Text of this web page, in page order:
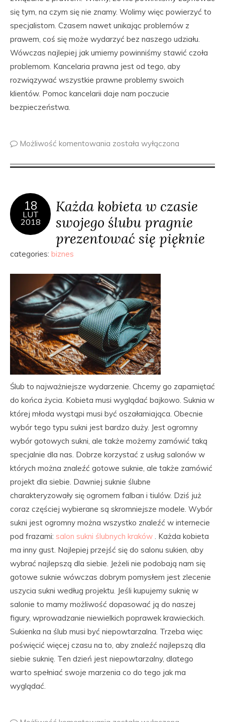
się tym, na czym się nie znamy. Wolimy więc powierzyć to
specjalistom. Czasem nawet unikając problemów z
prawem, coś się może wydarzyć bez naszego udziału.
Wówczas najlepiej jak umiemy powinniśmy stawić czoła
problemom. Kancelaria prawna jest od tego, aby
rozwiązywać wszystkie prawne problemy swoich
klientów. Pomoc kancelarii daje nam poczucie
bezpieczeństwa.
Możliwość komentowania została wyłączona
18
LUT
2018
Każda kobieta w czasie
swojego ślubu pragnie
prezentować się pięknie
categories: biznes
Ślub to najważniejsze wydarzenie. Chcemy go zapamiętać
do końca życia. Kobieta musi wyglądać bajkowo. Suknia w
której młoda wystąpi musi być oszałamiająca. Obecnie
wybór tego typu sukni jest bardzo duży. Jest ogromny
wybór gotowych sukni, ale także możemy zamówić taką
specjalnie dla nas. Dobrze korzystać z usług salonów w
których można znaleźć gotowe suknie, ale także zamówić
projekt dla siebie. Dawniej suknie ślubne
charakteryzowały się ogromem falban i tiulów. Dziś już
coraz częściej wybierane są skromniejsze modele. Wybór
sukni jest ogromny można wszystko znaleźć w internecie
pod frazami: salon sukni ślubnych kraków . Każda kobieta
ma inny gust. Najlepiej przejść się do salonu sukien, aby
wybrać najlepszą dla siebie. Jeżeli nie podobają nam się
gotowe suknie wówczas dobrym pomysłem jest zlecenie
uszycia sukni według projektu. Jeśli kupujemy suknię w
salonie to mamy możliwość dopasować ją do naszej
figury, wprowadzanie niewielkich poprawek krawieckich.
Sukienka na ślub musi być niepowtarzalna. Trzeba więc
poświęcić więcej czasu na to, aby znaleźć najlepszą dla
siebie suknię. Ten dzień jest niepowtarzalny, dlatego
warto spełniać swoje marzenia co do tego jak ma
wyglądać.